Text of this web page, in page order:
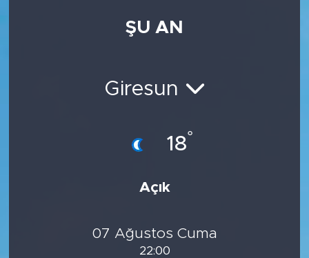
ŞU AN
Giresun
18°
Açık
07 Ağustos Cuma
22:00
BİLİM-TEKNOLOJİ
Son Dakika Haberleri